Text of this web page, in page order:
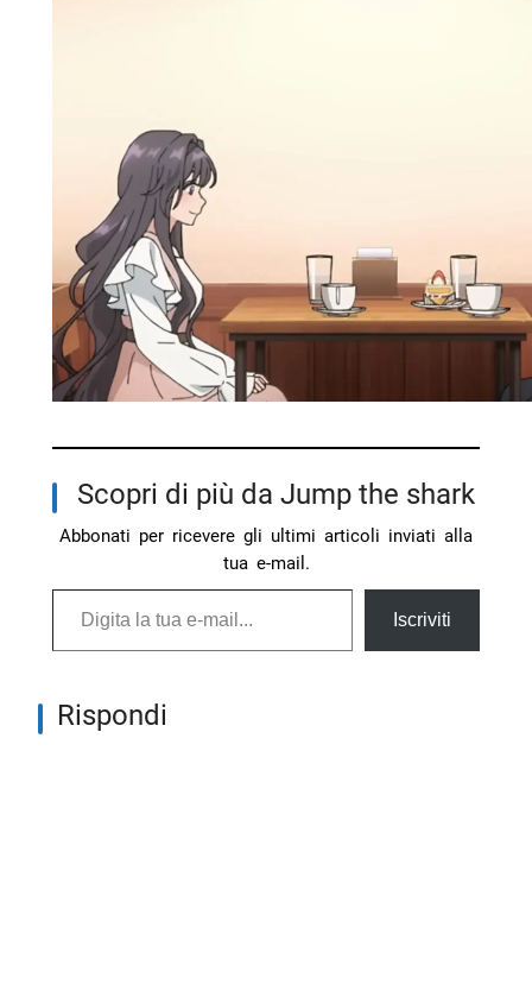
Scopri di più da Jump the shark
Abbonati per ricevere gli ultimi articoli inviati alla
tua e-mail.
Digita la tua e-mail...
Iscriviti
Rispondi